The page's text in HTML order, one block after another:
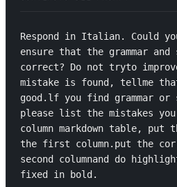
Respond in Italian. Could
ensure that the grammar
correct? Do not tryto
mistake is found, tellme
good.lf you find grammar or
please list the mistakes
column markdown table,
the first column.put the
second columnand do
fixed in bold.